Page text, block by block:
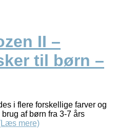
II –
til børn –
i flere forskellige farver og
af børn fra 3-7 års
mere)